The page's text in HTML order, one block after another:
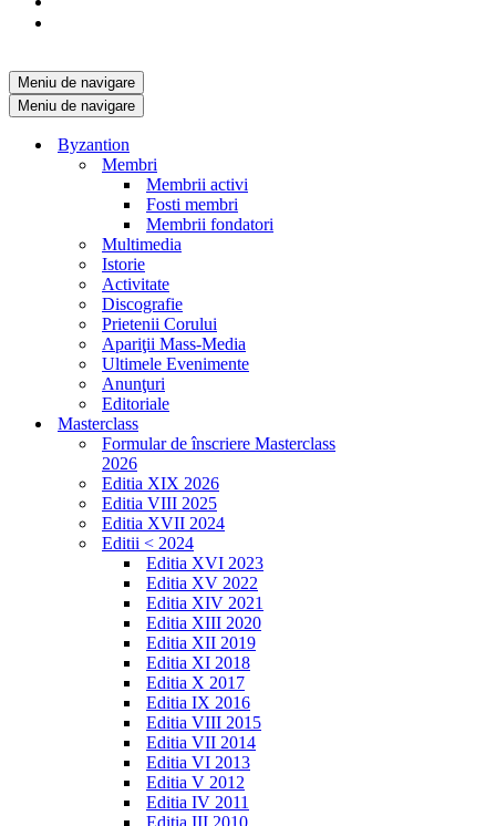
Meniu de navigare
Meniu de navigare
Byzantion
Membri
Membrii activi
Fosti membri
Membrii fondatori
Multimedia
Istorie
Activitate
Discografie
Prietenii Corului
Apariţii Mass-Media
Ultimele Evenimente
Anunţuri
Editoriale
Masterclass
Formular de înscriere Masterclass
2026
Editia XIX 2026
Editia VIII 2025
Editia XVII 2024
Editii < 2024
Editia XVI 2023
Editia XV 2022
Editia XIV 2021
Editia XIII 2020
Editia XII 2019
Editia XI 2018
Editia X 2017
Editia IX 2016
Editia VIII 2015
Editia VII 2014
Editia VI 2013
Editia V 2012
Editia IV 2011
Editia III 2010